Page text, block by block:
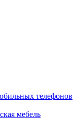
телефонов
мебель